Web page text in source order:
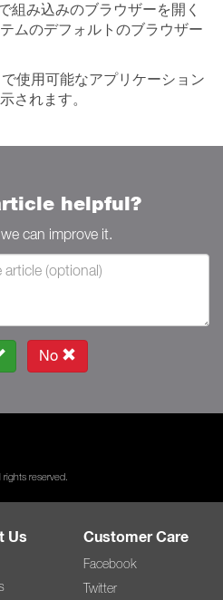
組み込みのブラウザーを開く
ムのデフォルトのブラウザー
使用可能なアプリケーション
されます。
helpful?
can improve it.
No
reserved.
Us Customer Care
Facebook
Twitter